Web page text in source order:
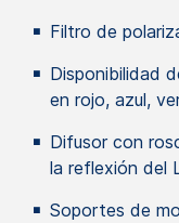
Filtro de
Disponibilidad
en rojo, azul,
Difusor con
la reflexión del
Soportes de